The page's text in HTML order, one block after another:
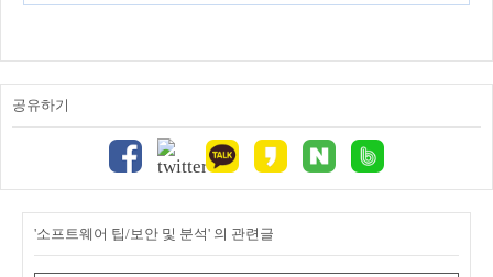
공유하기
'소프트웨어 팁/보안 및 분석' 의 관련글